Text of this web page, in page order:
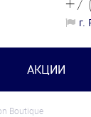
г.
АКЦИИ
Boutique